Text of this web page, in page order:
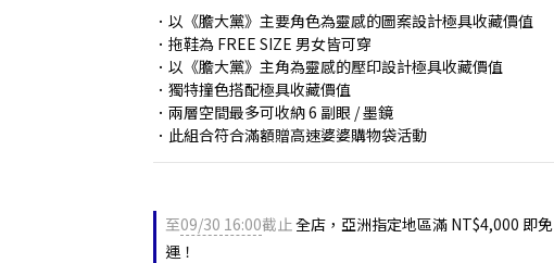
．以《膽大黨》主要角色為靈感的圖案設計極具收藏價值
．拖鞋為 FREE SIZE 男女皆可穿
．以《膽大黨》主角為靈感的壓印設計極具收藏價值
．獨特撞色搭配極具收藏價值
．兩層空間最多可收納 6 副眼 / 墨鏡
．此組合符合滿額贈高速婆婆購物袋活動
至09/30 16:00截止全店，亞洲指定地區滿 NT$4,000 即免
運！